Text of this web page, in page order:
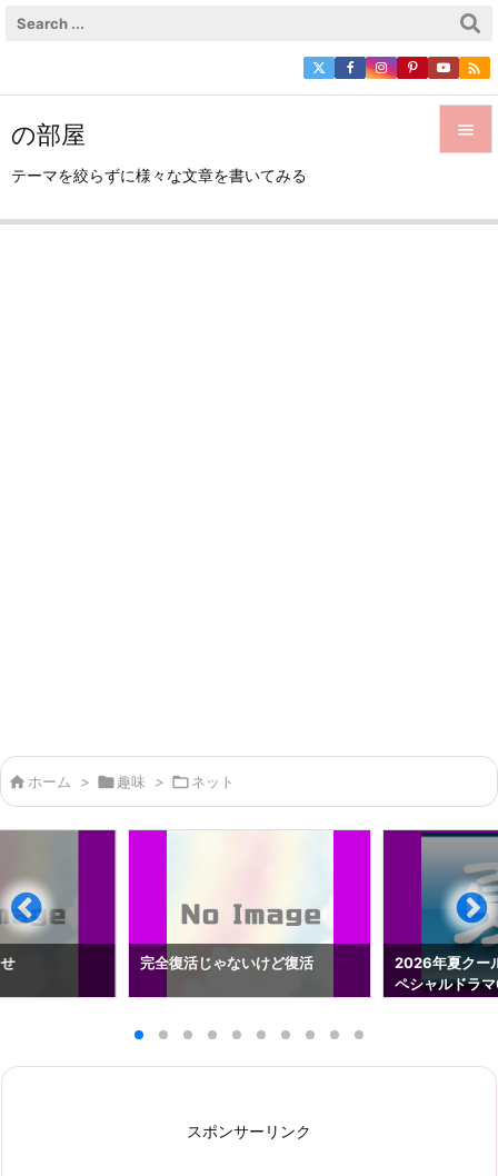
の部屋
テーマを絞らずに様々な文章を書いてみる



 ホーム > 趣味 > ネット
完全復活じゃないけど復活
2026年夏クー
ペシャルドラ
スポンサーリンク